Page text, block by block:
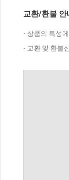
교환/환불 안
- 상품의 특성
- 교환 및 환불